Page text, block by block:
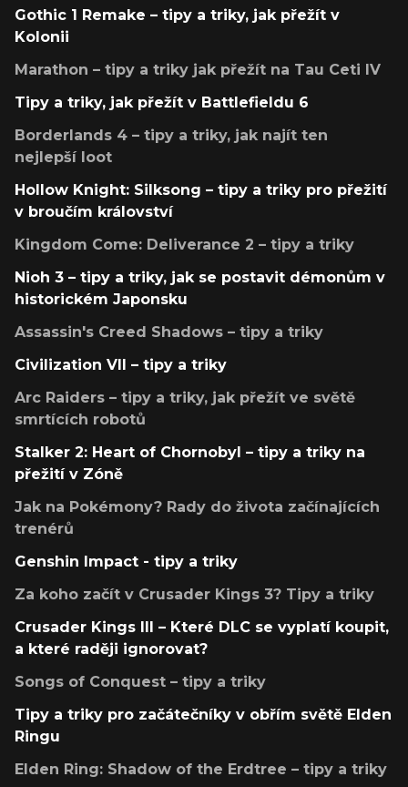
Gothic 1 Remake – tipy a triky, jak přežít v
Kolonii
Marathon – tipy a triky jak přežít na Tau Ceti IV
Tipy a triky, jak přežít v Battlefieldu 6
Borderlands 4 – tipy a triky, jak najít ten
nejlepší loot
Hollow Knight: Silksong – tipy a triky pro přežití
v broučím království
Kingdom Come: Deliverance 2 – tipy a triky
Nioh 3 – tipy a triky, jak se postavit démonům v
historickém Japonsku
Assassin's Creed Shadows – tipy a triky
Civilization VII – tipy a triky
Arc Raiders – tipy a triky, jak přežít ve světě
smrtících robotů
Stalker 2: Heart of Chornobyl – tipy a triky na
přežití v Zóně
Jak na Pokémony? Rady do života začínajících
trenérů
Genshin Impact - tipy a triky
Za koho začít v Crusader Kings 3? Tipy a triky
Crusader Kings III – Které DLC se vyplatí koupit,
a které raději ignorovat?
Songs of Conquest – tipy a triky
Tipy a triky pro začátečníky v obřím světě Elden
Ringu
Elden Ring: Shadow of the Erdtree – tipy a triky